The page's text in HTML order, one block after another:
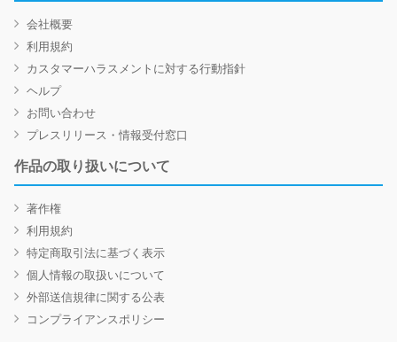
会社概要
利用規約
カスタマーハラスメントに対する行動指針
ヘルプ
お問い合わせ
プレスリリース・情報受付窓口
作品の取り扱いについて
著作権
利用規約
特定商取引法に基づく表示
個人情報の取扱いについて
外部送信規律に関する公表
コンプライアンスポリシー